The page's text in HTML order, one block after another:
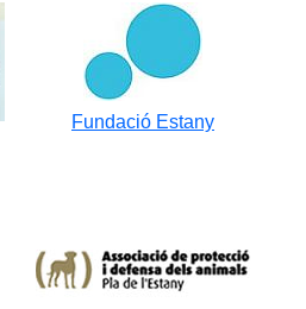
Fundació Estany